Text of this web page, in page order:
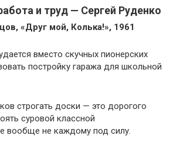
и труд — Сергей Руденко
«Друг мой, Колька!», 1961
вместо скучных пионерских
постройку гаража для школьной
строгать доски — это дорогого
суровой классной
вообще не каждому под силу.